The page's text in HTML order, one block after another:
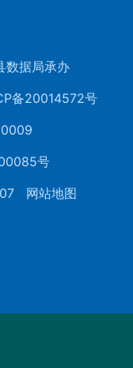
数据局承办
备20014572号
号
网站地图